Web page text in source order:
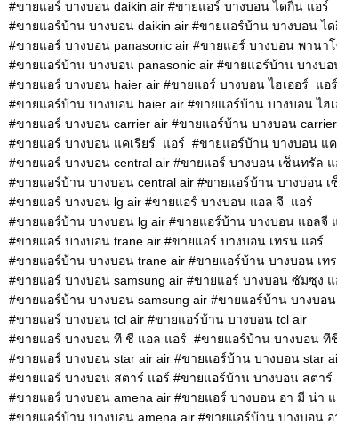
#ขายแอร์ บางบอน daikin air #ขายแอร์ บางบอน ไดกิ้น แอร์
#ขายแอร์บ้าน บางบอน daikin air #ขายแอร์บ้าน บางบอน ไ
#ขายแอร์ บางบอน panasonic air #ขายแอร์ บางบอน พานา
#ขายแอร์บ้าน บางบอน panasonic air #ขายแอร์บ้าน บางบ
#ขายแอร์ บางบอน haier air #ขายแอร์ บางบอน ไฮเออร์ แอร์
#ขายแอร์บ้าน บางบอน haier air #ขายแอร์บ้าน บางบอน ไฮ
#ขายแอร์ บางบอน carrier air #ขายแอร์บ้าน บางบอน
#ขายแอร์ บางบอน แคเรียร์ แอร์ #ขายแอร์บ้าน บางบอน แค
#ขายแอร์ บางบอน central air #ขายแอร์ บางบอน เซ็นทรัล แ
#ขายแอร์บ้าน บางบอน central air #ขายแอร์บ้าน บางบอน เ
#ขายแอร์ บางบอน lg air #ขายแอร์ บางบอน แอล จี แอร์
#ขายแอร์บ้าน บางบอน lg air #ขายแอร์บ้าน บางบอน แอลจี
#ขายแอร์ บางบอน trane air #ขายแอร์ บางบอน เทรน แอร์
#ขายแอร์บ้าน บางบอน trane air #ขายแอร์บ้าน บางบอน เท
#ขายแอร์ บางบอน samsung air #ขายแอร์ บางบอน ซัมซุง แ
#ขายแอร์บ้าน บางบอน samsung air #ขายแอร์บ้าน บางบอ
#ขายแอร์ บางบอน tcl air #ขายแอร์บ้าน บางบอน tcl air
#ขายแอร์ บางบอน ที ชี แอล แอร์ #ขายแอร์บ้าน บางบอน ที
#ขายแอร์ บางบอน star air air #ขายแอร์บ้าน บางบอน star
#ขายแอร์ บางบอน สตาร์ แอร์ #ขายแอร์บ้าน บางบอน สตาร์
#ขายแอร์ บางบอน amena air #ขายแอร์ บางบอน อา มี น่า แ
#ขายแอร์บ้าน บางบอน amena air #ขายแอร์บ้าน บางบอน